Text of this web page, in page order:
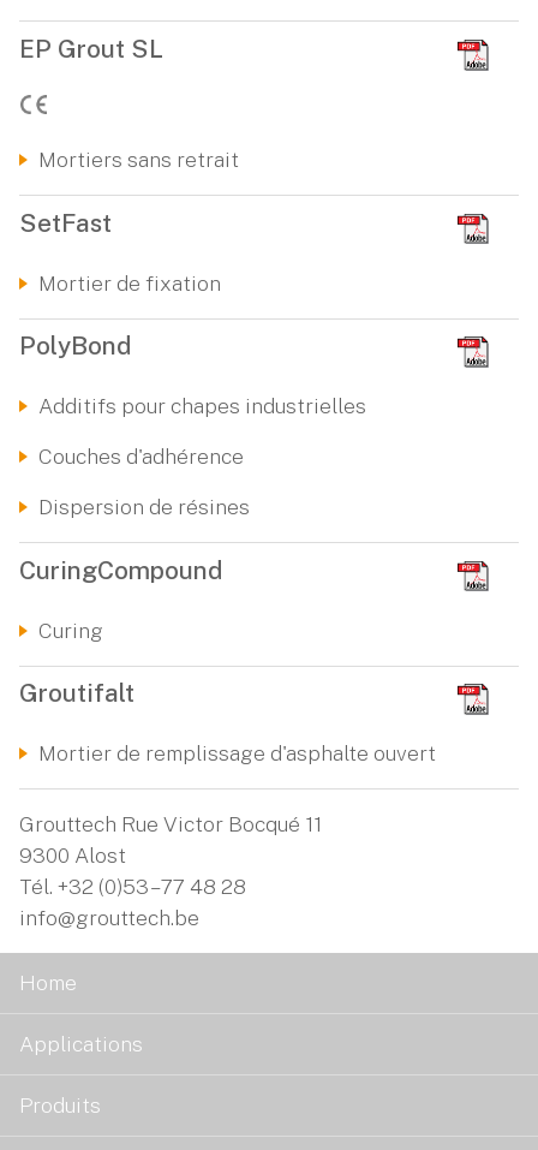
EP Grout SL
Mortiers sans retrait
SetFast
Mortier de fixation
PolyBond
Additifs pour chapes industrielles
Couches d'adhérence
Dispersion de résines
CuringCompound
Curing
Groutifalt
Mortier de remplissage d'asphalte ouvert
Grouttech Rue Victor Bocqué 11
9300 Alost
Tél. +32 (0)53 – 77 48 28
info@grouttech.be
Home
Applications
Produits